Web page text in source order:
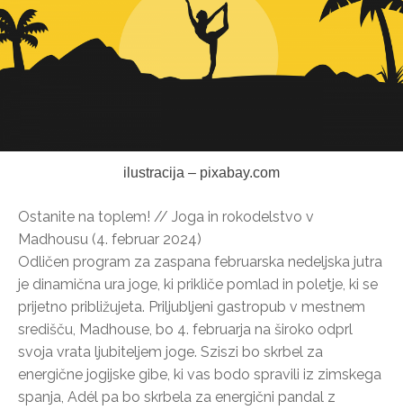
ilustracija – pixabay.com
Ostanite na toplem! // Joga in rokodelstvo v
Madhousu (4. februar 2024)
Odličen program za zaspana februarska nedeljska jutra
je dinamična ura joge, ki prikliče pomlad in poletje, ki se
prijetno približujeta. Priljubljeni gastropub v mestnem
središču, Madhouse, bo 4. februarja na široko odprl
svoja vrata ljubiteljem joge. Sziszi bo skrbel za
energične jogijske gibe, ki vas bodo spravili iz zimskega
spanja, Adél pa bo skrbela za energični pandal z